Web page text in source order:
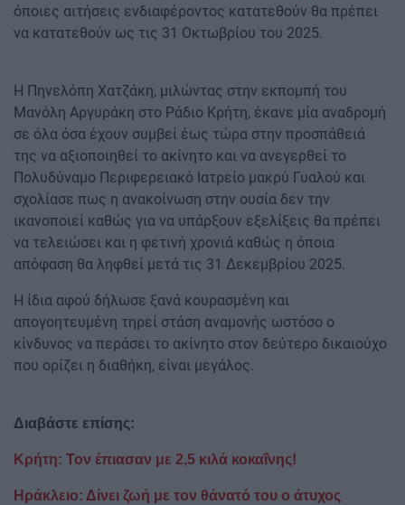
όποιες αιτήσεις ενδιαφέροντος κατατεθούν θα πρέπει
να κατατεθούν ως τις 31 Οκτωβρίου του 2025.
Η Πηνελόπη Χατζάκη, μιλώντας στην εκπομπή του
Μανόλη Αργυράκη στο Ράδιο Κρήτη, έκανε μία αναδρομή
σε όλα όσα έχουν συμβεί έως τώρα στην προσπάθειά
της να αξιοποιηθεί το ακίνητο και να ανεγερθεί το
Πολυδύναμο Περιφερειακό Ιατρείο μακρύ Γυαλού και
σχολίασε πως η ανακοίνωση στην ουσία δεν την
ικανοποιεί καθώς για να υπάρξουν εξελίξεις θα πρέπει
να τελειώσει και η φετινή χρονιά καθώς η όποια
απόφαση θα ληφθεί μετά τις 31 Δεκεμβρίου 2025.
Η ίδια αφού δήλωσε ξανά κουρασμένη και
απογοητευμένη τηρεί στάση αναμονής ωστόσο ο
κίνδυνος να περάσει το ακίνητο στον δεύτερο δικαιούχο
που ορίζει η διαθήκη, είναι μεγάλος.
Διαβάστε επίσης:
Κρήτη: Τον έπιασαν με 2,5 κιλά κοκαΐνης!
Ηράκλειο: Δίνει ζωή με τον θάνατό του ο άτυχος